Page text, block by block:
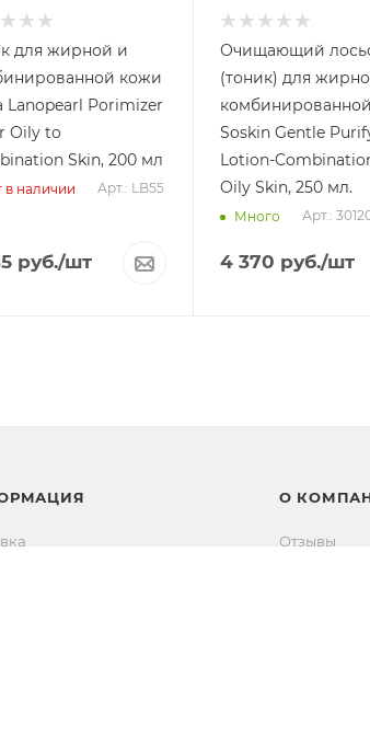
для жирной и
кожи
Lanopearl Porimizer
Oily to
Combination Skin, 200 мл
в наличии Арт.: LB55
руб./шт
Очищающий
(тоник) для
Soskin Gentle
Lotion-
Oily Skin, 250 мл.
Много Арт.:
4 370 руб./шт
О
Отзывы